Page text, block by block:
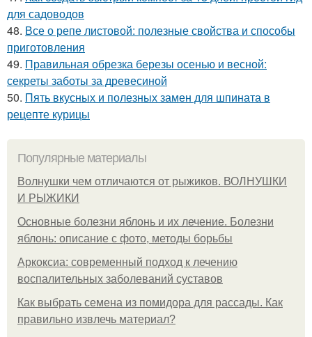
для садоводов
48. Все о репе листовой: полезные свойства и способы
приготовления
49. Правильная обрезка березы осенью и весной:
секреты заботы за древесиной
50. Пять вкусных и полезных замен для шпината в
рецепте курицы
Популярные материалы
Волнушки чем отличаются от рыжиков. ВОЛНУШКИ
И РЫЖИКИ
Основные болезни яблонь и их лечение. Болезни
яблонь: описание с фото, методы борьбы
Аркоксиа: современный подход к лечению
воспалительных заболеваний суставов
Как выбрать семена из помидора для рассады. Как
правильно извлечь материал?